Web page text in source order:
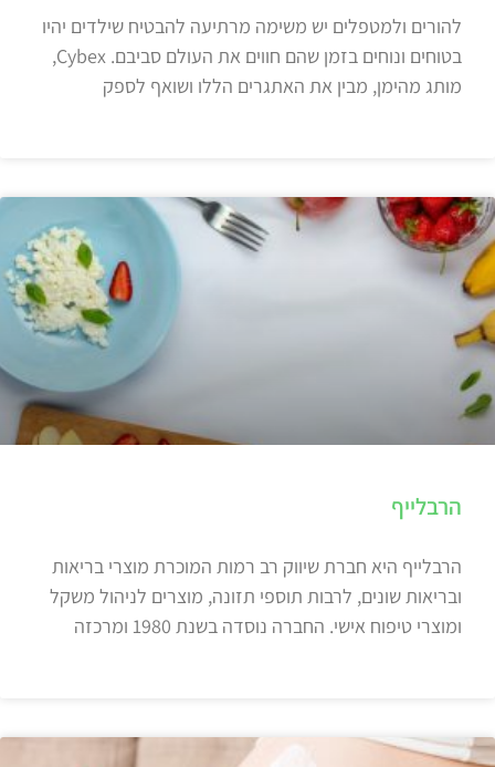
להורים ולמטפלים יש משימה מרתיעה להבטיח שילדים יהיו
בטוחים ונוחים בזמן שהם חווים את העולם סביבם. Cybex,
מותג מהימן, מבין את האתגרים הללו ושואף לספק
הרבלייף
הרבלייף היא חברת שיווק רב רמות המוכרת מוצרי בריאות
ובריאות שונים, לרבות תוספי תזונה, מוצרים לניהול משקל
ומוצרי טיפוח אישי. החברה נוסדה בשנת 1980 ומרכזה